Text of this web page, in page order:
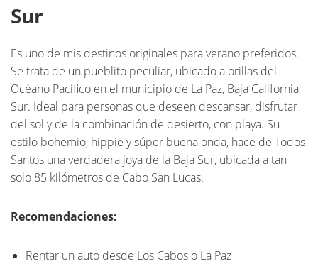
Sur
Es uno de mis destinos originales para verano preferidos.
Se trata de un pueblito peculiar, ubicado a orillas del
Océano Pacífico en el municipio de La Paz, Baja California
Sur. Ideal para personas que deseen descansar, disfrutar
del sol y de la combinación de desierto, con playa. Su
estilo bohemio, hippie y súper buena onda, hace de Todos
Santos una verdadera joya de la Baja Sur, ubicada a tan
solo 85 kilómetros de Cabo San Lucas.
Recomendaciones:
Rentar un auto desde Los Cabos o La Paz